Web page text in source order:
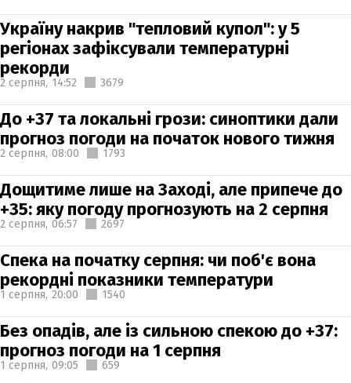
Україну накрив "тепловий купол": у 5
регіонах зафіксували температурні
рекорди
2 серпня, 14:52 3679
До +37 та локальні грози: синоптики дали
прогноз погоди на початок нового тижня
2 серпня, 08:00 1793
Дощитиме лише на Заході, але припече до
+35: яку погоду прогнозують на 2 серпня
2 серпня, 06:57 2697
Спека на початку серпня: чи поб'є вона
рекордні показники температури
1 серпня, 20:00 1540
Без опадів, але із сильною спекою до +37:
прогноз погоди на 1 серпня
1 серпня, 09:05 659